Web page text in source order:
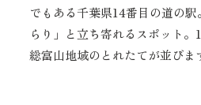
でもある千葉県14番目の道の
らり」と立ち寄れるスポット
総富山地域のとれたてが並びま